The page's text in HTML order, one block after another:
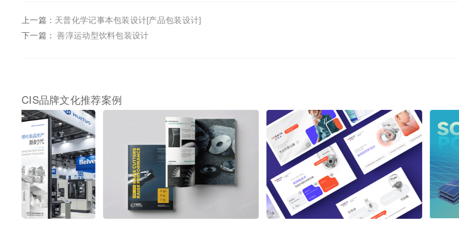
上一篇： 天普化学记事本包装设计[产品包装设计]
下一篇：善淳运动型饮料包装设计
CIS品牌文化推荐案例